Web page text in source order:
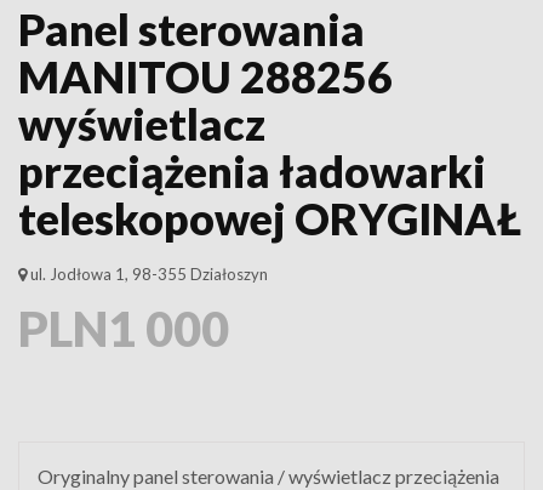
Panel sterowania
MANITOU 288256
wyświetlacz
przeciążenia ładowarki
teleskopowej ORYGINAŁ
ul. Jodłowa 1, 98-355 Działoszyn
PLN1 000
Oryginalny panel sterowania / wyświetlacz przeciążenia